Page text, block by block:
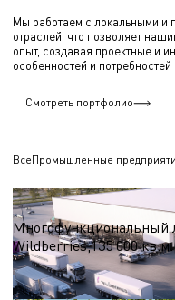
Мы работаем с локальными и
отраслей, что позволяет
опыт, создавая проектные и
особенностей и
Смотреть портфолио
ВсеПромышленные
Логистические центры и склады
Многофункциональный
Wildberries,135 000
S = 135 000 кв.м.